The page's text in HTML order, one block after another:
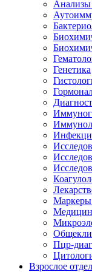
Генетика
Маркеры
Пцр-
Взрослое